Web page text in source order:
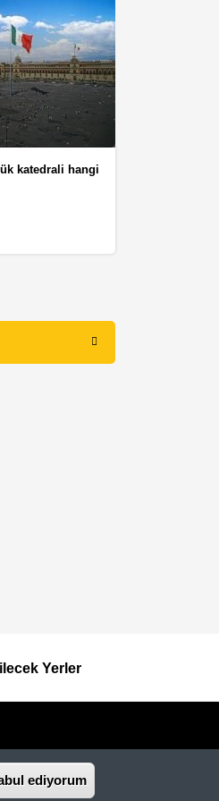
katedrali hangi
Yerler
ediyorum